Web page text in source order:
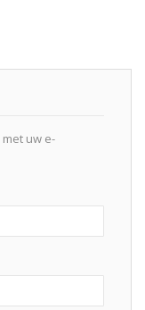
uw e-